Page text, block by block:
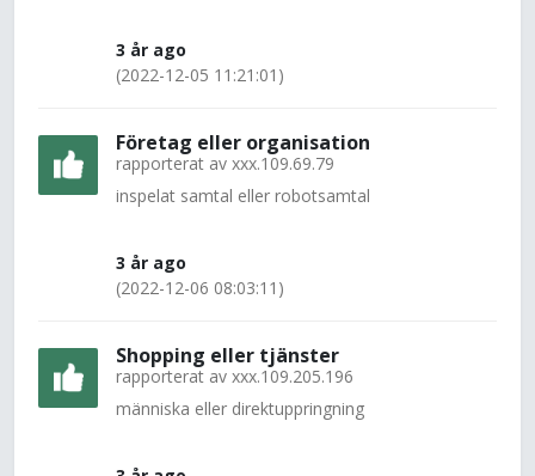
3 år ago
(2022-12-05 11:21:01)
Företag eller organisation
rapporterat av xxx.109.69.79
inspelat samtal eller robotsamtal
3 år ago
(2022-12-06 08:03:11)
Shopping eller tjänster
rapporterat av xxx.109.205.196
människa eller direktuppringning